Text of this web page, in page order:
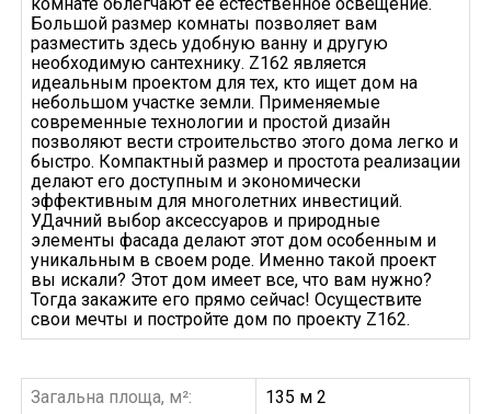
Большой размер комнаты позволяет вам
разместить здесь удобную ванну и другую
необходимую сантехнику. Z162 является
идеальным проектом для тех, кто ищет дом на
небольшом участке земли. Применяемые
современные технологии и простой дизайн
позволяют вести строительство этого дома легко и
быстро. Компактный размер и простота реализации
делают его доступным и экономически
эффективным для многолетних инвестиций.
УДачний выбор аксессуаров и природные
элементы фасада делают этот дом особенным и
уникальным в своем роде. Именно такой проект
вы искали? Этот дом имеет все, что вам нужно?
Тогда закажите его прямо сейчас! Осуществите
свои мечты и постройте дом по проекту Z162.
Загальна площа, м²:
135 м 2